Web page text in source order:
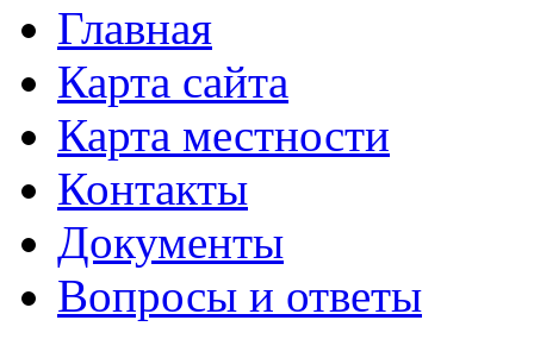
Главная
Карта сайта
Карта местности
Контакты
Документы
Вопросы и ответы